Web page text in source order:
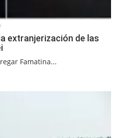
extranjerización de las
Famatina...